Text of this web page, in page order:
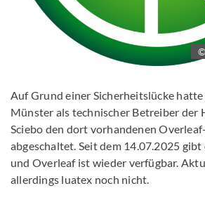
Auf Grund einer Sicherheitslücke
Münster als technischer Betreiber der
Sciebo den dort vorhandenen
abgeschaltet. Seit dem 14.07.2025 gibt
und Overleaf ist wieder verfügbar.
allerdings luatex noch nicht.